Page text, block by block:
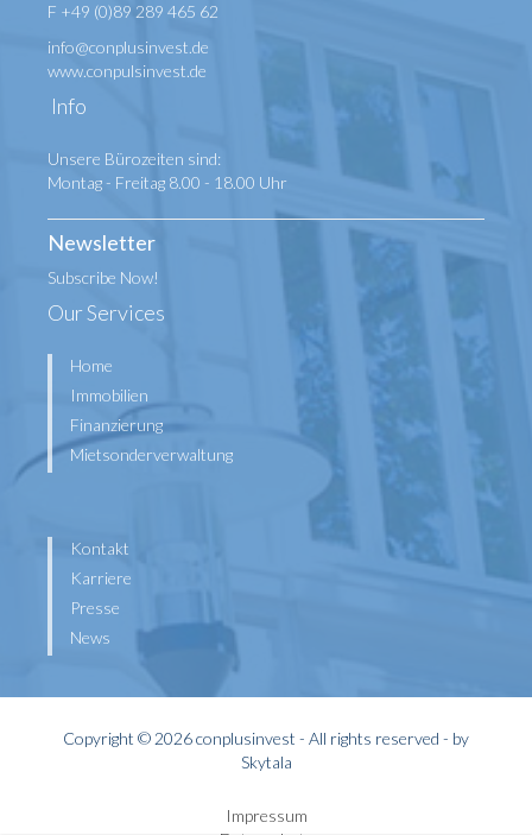
F +49 (0)89 289 465 62
info@conplusinvest.de
www.conpulsinvest.de
Info
Unsere Bürozeiten sind:
Montag - Freitag 8.00 - 18.00 Uhr
Newsletter
Subscribe Now!
Our Services
Home
Immobilien
Finanzierung
Mietsonderverwaltung
Kontakt
Karriere
Presse
News
Copyright © 2026 conplusinvest - All rights reserved - by
Skytala
Impressum